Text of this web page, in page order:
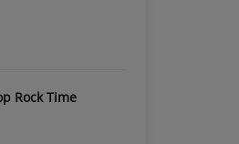
Rock Time